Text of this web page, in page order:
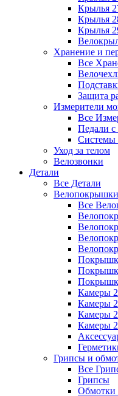
Крылья
Крылья
Крылья
Хранение и
Все
Защита
Измерители
Все
Педали
Системы
Уход за телом
Велозвонки
Детали
Все Детали
Все
Камеры
Камеры
Камеры
Камеры
Грипсы и
Все
Грипсы
Обмотки